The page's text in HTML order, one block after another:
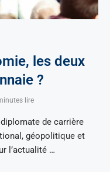
les deux
?
lire
diplomate de carrière
géopolitique et
l’actualité …